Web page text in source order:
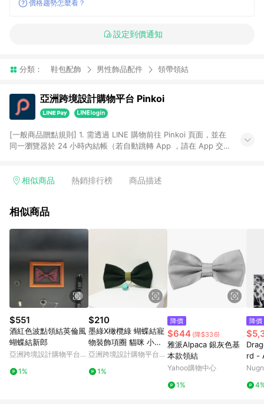
價格趨勢怎麼看？
設定到價通知
分類： 鞋包配飾 男性飾品配件 領帶領結
亞洲跨境設計購物平台 Pinkoi
[一般商品贈點規則] 1. 需透過 LINE 購物前往 Pinkoi 頁面，並在
同一瀏覽器於 24 小時內結帳（若自動跳轉 App ，請在 App 交
回饋訂單不得享有 Pinkoi 站方優惠，例如首購優惠，P coins，
行為，不具贈點資格，部分退款不在此限。 6. APP 請更新至
貨後 45 天後發送。 8. 群眾募資商品，禮物卡，開館保證金，補
顏色、價位、贈品如與 Pinkoi 商品資訊頁及購物車不符，以
Pinkoi 購物商品資訊頁及購物車標示為準。 10. 點數紅包使用規
則請以點數紅包活動說明為準。 11. 若於 LINE 購物前往 Pinkoi
頁面後才首次下載 Pinkoi APP 並完成訂單，不符合導購資格；承
上，首次下載 Pinkoi APP 後，需透過 LINE 購物前往 Pinkoi 頁
面，方享導購資格。
相似商品 熱銷排行榜 商品描述
相似商品
$551
酒紅色波點領結英倫風
蝴蝶結新郎
亞洲跨境設計購物平台
1%
$210
墨綠X橄欖綠 蝴蝶結寵
物裝飾項圈 貓咪 小型
犬 迷你犬
亞洲跨境設計購物平台
1%
降價
$644 (降$336)
雅派Alpaca 銀灰色基
本款領結
Yahoo購物中心
1%
降價
rd -